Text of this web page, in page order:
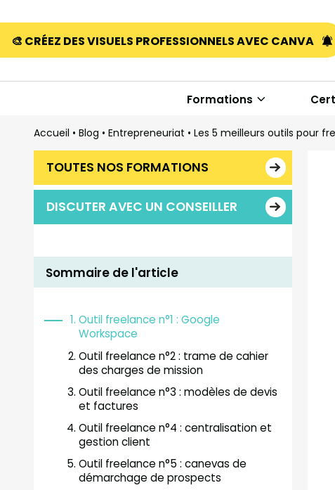
🎨 CRÉEZ DES VISUELS PROFESSIONNELS AVEC CANVA
Formations
Accueil • Blog • Entrepreneuriat • Les 5 meilleurs outils pour
TOUTES NOS FORMATIONS
DISCUTER AVEC UN CONSEILLER
Sommaire de l'article
Outil freelance n°1 : Google
Workspace
Outil freelance n°2 : trame de cahier
des charges de mission
Outil freelance n°3 : modèles de devis
et factures
Outil freelance n°4 : centralisation et
gestion client
Outil freelance n°5 : canevas de
démarchage de prospects